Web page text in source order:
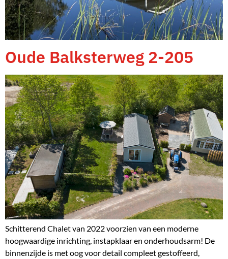
Oude Balksterweg 2-205
Schitterend Chalet van 2022 voorzien van een moderne
hoogwaardige inrichting, instapklaar en onderhoudsarm! De
binnenzijde is met oog voor detail compleet gestoffeerd,